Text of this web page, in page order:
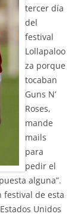
tercer día
del
festival
Lollapaloo
za porque
tocaban
Guns N’
Roses,
mande
mails
para
pedir el
alguna”.
de esta
Unidos